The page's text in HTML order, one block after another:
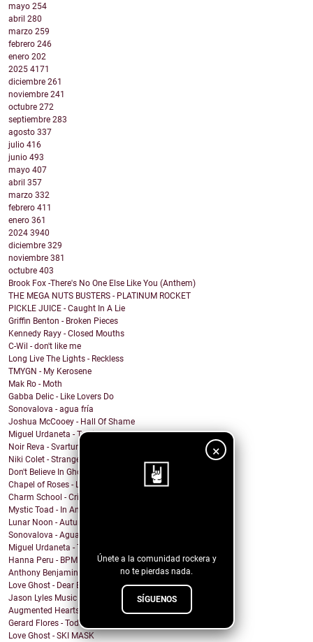
×
Únete a la comunidad rockera y
no te pierdas nada.
SÍGUENOS
mayo 254
abril 280
marzo 259
febrero 246
enero 202
2025 4171
diciembre 261
noviembre 241
octubre 272
septiembre 283
agosto 337
julio 416
junio 493
mayo 407
abril 357
marzo 332
febrero 411
enero 361
2024 3940
diciembre 329
noviembre 381
octubre 403
Brook Fox -There's No One Else Like You (Anthem)
THE MEGA NUTS BUSTERS - PLATINUM ROCKET
PICKLE JUICE - Caught In A Lie
Griffin Benton - Broken Pieces
Kennedy Rayy - Closed Mouths
C-Wil - don't like me
Long Live The Lights - Reckless
TMYGN - My Kerosene
Mak Ro - Moth
Gabba Delic - Like Lovers Do
Sonovalova - agua fría
Joshua McCooey - Hall Of Shame
Miguel Urdaneta - Te Sigo Pensando
Noir Reva - Svartur
Niki Colet - Strange Dreams
Don't Believe In Ghosts - Brooklyn Baby
Chapel of Roses - Lose Control
Charm School - Crime Time
Mystic Toad - In Another World
Lunar Noon - Autumn Passing
Sonovalova - Agua Fría
Miguel Urdaneta - Te Sigo Pensando
Hanna Peru - BPM
Anthony Benjamin - Protect Yourself
Love Ghost - Dear Boy
Jason Lyles Music - Survival
Augmented Hearts - J.V.H.
Gerard Flores - Todo Permitido
Love Ghost - SKI MASK